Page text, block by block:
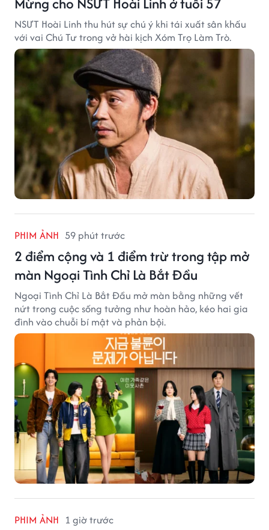
NSƯT Hoài Linh thu hút sự chú ý khi tái xuất sân khấu
với vai Chú Tư trong vở hài kịch Xóm Trọ Làm Trò.
PHIM ẢNH 59 phút trước
2 điểm cộng và 1 điểm trừ trong tập mở
màn Ngoại Tình Chỉ Là Bắt Đầu
Ngoại Tình Chỉ Là Bắt Đầu mở màn bằng những vết
nứt trong cuộc sống tưởng như hoàn hảo, kéo hai gia
đình vào chuỗi bí mật và phản bội.
PHIM ẢNH 1 giờ trước